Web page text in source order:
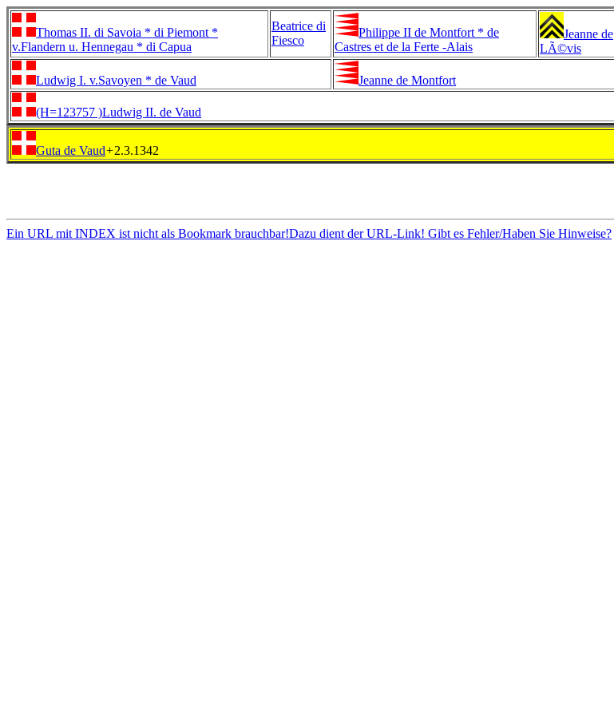
Thomas II. di Savoia * di Piemont *
v.Flandern u. Hennegau * di Capua
Beatrice di
Fiesco
Philippe II de Montfort * de
Castres et de la Ferte -Alais
Jeanne de
LÃ©vis
Ludwig I. v.Savoyen * de Vaud Jeanne de Montfort
(H=123757 )Ludwig II. de Vaud
Guta de Vaud+2.3.1342
Ein URL mit INDEX ist nicht als Bookmark brauchbar!Dazu dient der URL-Link! Gibt es Fehler/Haben Sie Hinweise?